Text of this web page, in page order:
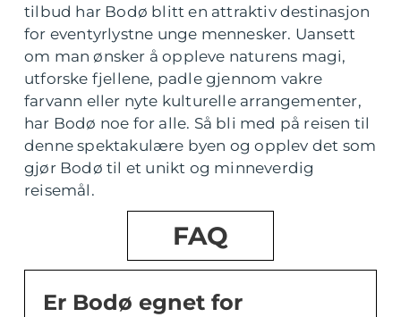
tilbud har Bodø blitt en attraktiv destinasjon
for eventyrlystne unge mennesker. Uansett
om man ønsker å oppleve naturens magi,
utforske fjellene, padle gjennom vakre
farvann eller nyte kulturelle arrangementer,
har Bodø noe for alle. Så bli med på reisen til
denne spektakulære byen og opplev det som
gjør Bodø til et unikt og minneverdig
reisemål.
FAQ
Er Bodø egnet for